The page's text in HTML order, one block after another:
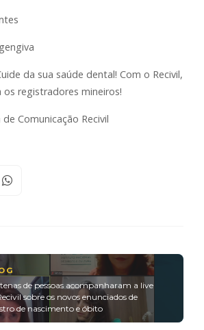
da sua saúde dental! Com o Recivil,
registradores mineiros!
de Comunicação Recivil
de pessoas acompanharam a live
sobre os novos enunciados de
de nascimento e óbito